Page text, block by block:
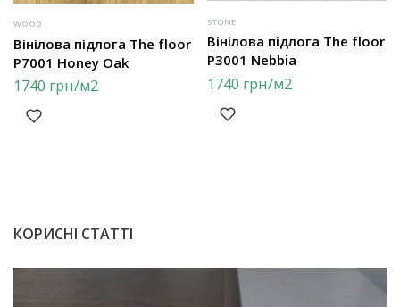
WOOD
Вінілова підлога The floor
P7001 Honey Oak
1740 грн/м2
STONE
Вінілова підлога The floor
P3001 Nebbia
1740 грн/м2
КОРИСНІ СТАТТІ